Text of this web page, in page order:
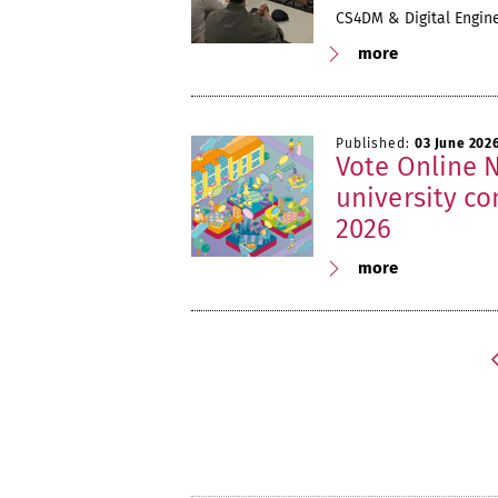
CS4DM & Digital
more
Published: 03 June
Vote Online
university
2026
more